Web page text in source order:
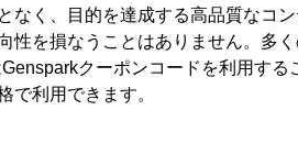
なく、目的を達成する高品質なコ
性を損なうことはありません。多
Gensparkクーポンコードを利用する
で利用できます。